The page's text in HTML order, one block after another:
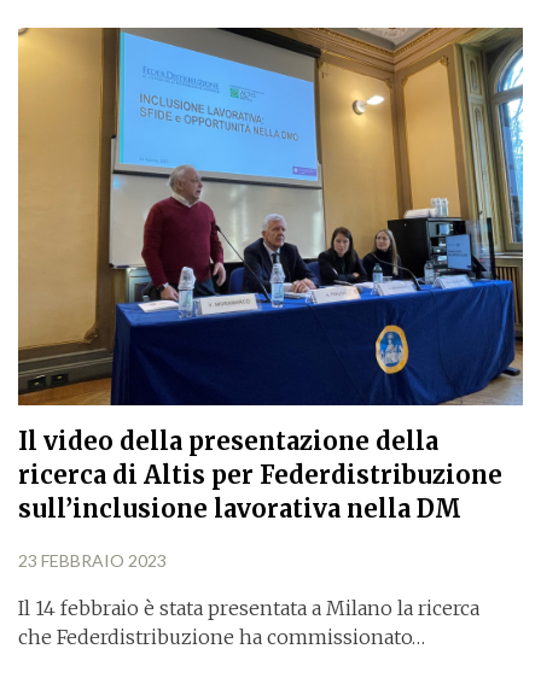
Il video della presentazione della
ricerca di Altis per Federdistribuzione
sull’inclusione lavorativa nella DM
23 FEBBRAIO 2023
Il 14 febbraio è stata presentata a Milano la ricerca
che Federdistribuzione ha commissionato…